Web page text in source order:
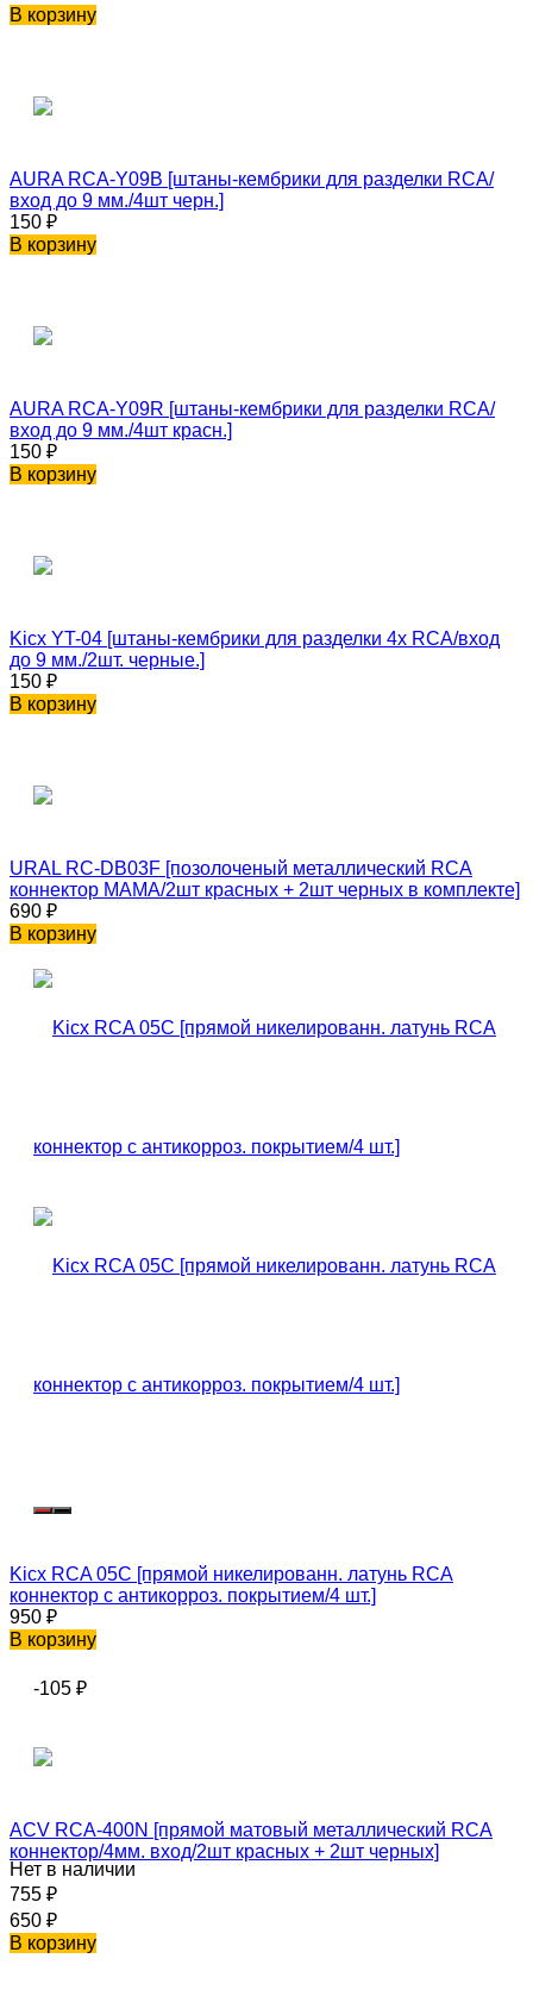
В корзину
AURA RCA-Y09B [штаны-кембрики для разделки RCA/
вход до 9 мм./4шт черн.]
150 ₽
В корзину
AURA RCA-Y09R [штаны-кембрики для разделки RCA/
вход до 9 мм./4шт красн.]
150 ₽
В корзину
Kicx YT-04 [штаны-кембрики для разделки 4х RCA/вход
до 9 мм./2шт. черные.]
150 ₽
В корзину
URAL RC-DB03F [позолоченый металлический RCA
коннектор МАМА/2шт красных + 2шт черных в комплекте]
690 ₽
В корзину
Kicx RCA 05C [прямой никелированн. латунь RCA
коннектор с антикорроз. покрытием/4 шт.]
950 ₽
В корзину
-105 ₽
ACV RCA-400N [прямой матовый металлический RCA
коннектор/4мм. вход/2шт красных + 2шт черных]
Нет в наличии
755 ₽
650 ₽
В корзину